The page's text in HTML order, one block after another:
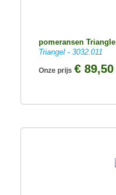
pomeransen Triangle
Triangel - 3032.011
Onze prijs € 89,50